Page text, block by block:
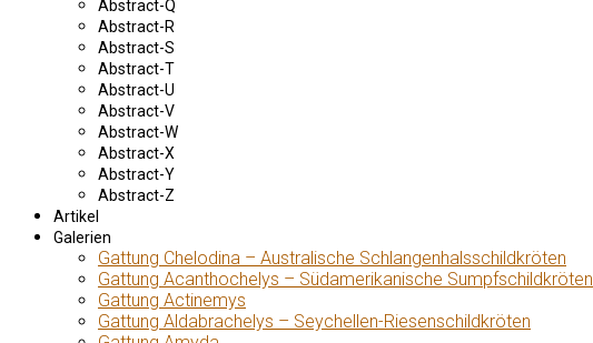
Abstract-Q
Abstract-R
Abstract-S
Abstract-T
Abstract-U
Abstract-V
Abstract-W
Abstract-X
Abstract-Y
Abstract-Z
Artikel
Galerien
Gattung Chelodina – Australische Schlangenhalsschildkröten
Gattung Acanthochelys – Südamerikanische Sumpfschildkröten
Gattung Actinemys
Gattung Aldabrachelys – Seychellen-Riesenschildkröten